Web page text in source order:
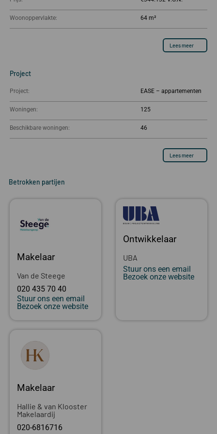
Woonoppervlakte: 64 m²
Lees meer
Project
Project: EASE – appartementen
Woningen: 125
Beschikbare woningen: 46
Lees meer
Betrokken partijen
Makelaar
Van de Steege
020 435 70 40
Stuur ons een email
Bezoek onze website
Ontwikkelaar
UBA
Stuur ons een email
Bezoek onze website
Makelaar
Hallie & van Klooster
Makelaardij
020-6816716